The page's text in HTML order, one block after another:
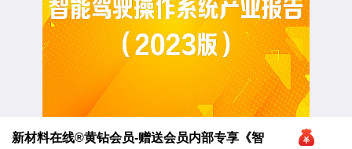
新材料在线®黄钻会员-赠送会员内部专享《智